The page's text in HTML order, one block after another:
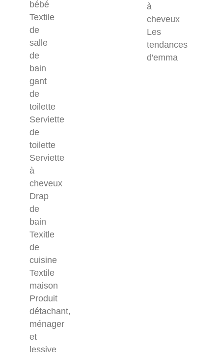
bébé
Textile
de
salle
de
bain
gant
de
toilette
Serviette
de
toilette
Serviette
à
cheveux
Drap
de
bain
Texitle
de
cuisine
Textile
maison
Produit
détachant,
ménager
et
lessive
à
cheveux
Les
tendances
d'emma